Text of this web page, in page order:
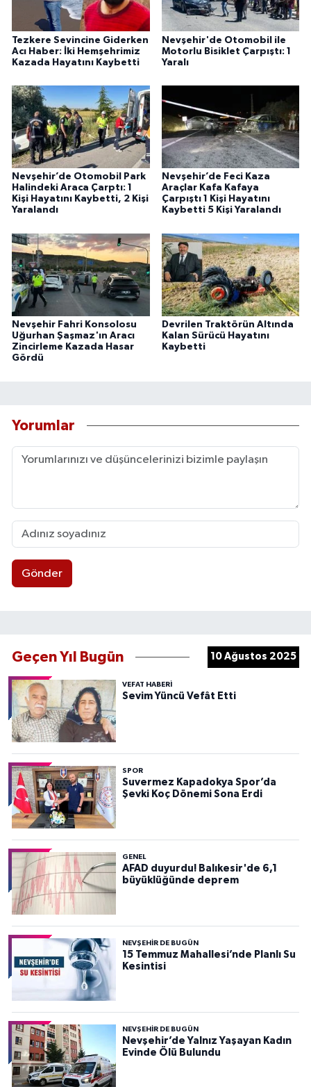
Tezkere Sevincine Giderken
Acı Haber: İki Hemşehrimiz
Kazada Hayatını Kaybetti
Nevşehir'de Otomobil ile
Motorlu Bisiklet Çarpıştı: 1
Yaralı
Nevşehir’de Otomobil Park
Halindeki Araca Çarptı: 1
Kişi Hayatını Kaybetti, 2 Kişi
Yaralandı
Nevşehir’de Feci Kaza
Araçlar Kafa Kafaya
Çarpıştı 1 Kişi Hayatını
Kaybetti 5 Kişi Yaralandı
Nevşehir Fahri Konsolosu
Uğurhan Şaşmaz'ın Aracı
Zincirleme Kazada Hasar
Gördü
Devrilen Traktörün Altında
Kalan Sürücü Hayatını
Kaybetti
Yorumlar
Gönder
Geçen Yıl Bugün 10 Ağustos 2025
VEFAT HABERI
Sevim Yüncü Vefât Etti
SPOR
Suvermez Kapadokya Spor’da
Şevki Koç Dönemi Sona Erdi
GENEL
AFAD duyurdu! Balıkesir'de 6,1
büyüklüğünde deprem
NEVŞEHIR DE BUGÜN
15 Temmuz Mahallesi’nde Planlı Su
Kesintisi
NEVŞEHIR DE BUGÜN
Nevşehir’de Yalnız Yaşayan Kadın
Evinde Ölü Bulundu